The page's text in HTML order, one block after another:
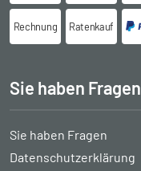
Rechnung Ratenkauf
Sie haben Fragen
Sie haben Fragen
Datenschutzerklärung